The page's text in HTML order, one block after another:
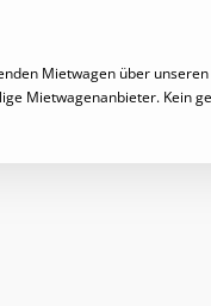
Mietwagen über
Mietwagenanbieter. Kein